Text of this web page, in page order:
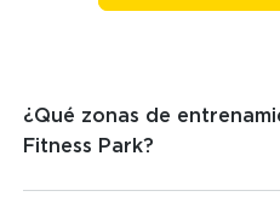
¿Qué zonas de
Fitness Park?